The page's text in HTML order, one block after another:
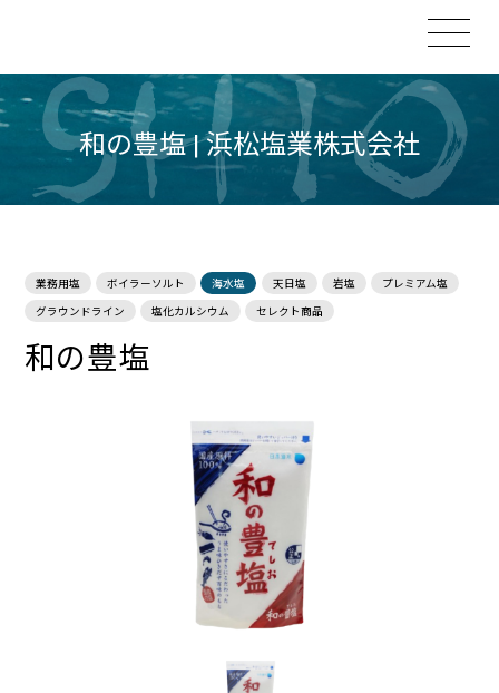
和の豊塩 | 浜松塩業株式会社
業務用塩 ボイラーソルト 海水塩 天日塩 岩塩 プレミアム塩
グラウンドライン 塩化カルシウム セレクト商品
和の豊塩